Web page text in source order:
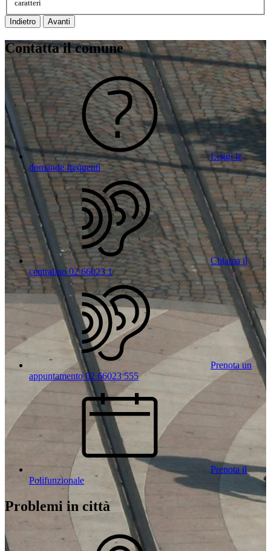
caratteri
Indietro Avanti
Contatta il comune
Leggi le
domande frequenti
Chiama il
centralino 02 66023 1
Prenota un
appuntamento 02 66023 555
Prenota il
Polifunzionale
Problemi in città